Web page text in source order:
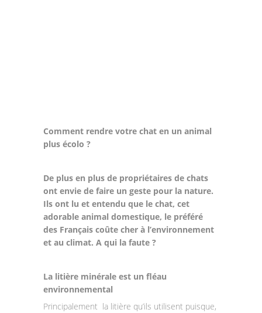
Comment rendre votre chat en un animal
plus écolo ?
De plus en plus de propriétaires de chats
ont envie de faire un geste pour la nature.
Ils ont lu et entendu que le chat, cet
adorable animal domestique, le préféré
des Français coûte cher à l’environnement
et au climat. A qui la faute ?
La litière minérale est un fléau
environnemental
Principalement la litière qu’ils utilisent puisque,